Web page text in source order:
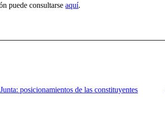
puede consultarseaquí.
posicionamientos de las constituyentes